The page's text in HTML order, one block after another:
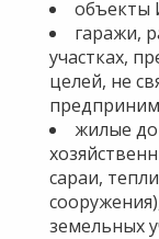
объекты
гаражи,
участках,
целей, не
жилые
сараи,
земельных